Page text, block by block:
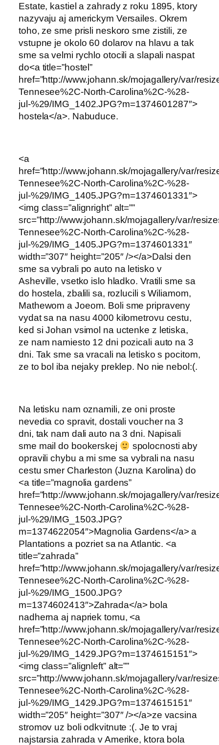
Estate, kastiel a zahrady z roku 1895, ktory
nazyvaju aj americkym Versailes. Okrem
toho, ze sme prisli neskoro sme zistili, ze
vstupne je okolo 60 dolarov na hlavu a tak
sme sa velmi rychlo otocili a slapali naspat
do<a title=”hostel”
href=”http://www.johann.sk/mojagallery/var/
Tennesee%2C-North-Carolina%2C-%28-
jul-%29/IMG_1402.JPG?m=1374601287″>
hostela</a>. Nabuduce.
<a
href=”http://www.johann.sk/mojagallery/var/
Tennesee%2C-North-Carolina%2C-%28-
jul-%29/IMG_1405.JPG?m=1374601331″>
<img class=”alignright” alt=””
src=”http://www.johann.sk/mojagallery/var/
Tennesee%2C-North-Carolina%2C-%28-
jul-%29/IMG_1405.JPG?m=1374601331″
width=”307″ height=”205″ /></a>Dalsi den
sme sa vybrali po auto na letisko v
Asheville, vsetko islo hladko. Vratili sme sa
do hostela, zbalili sa, rozlucili s Wiliamom,
Mathewom a Joeom. Boli sme pripraveny
vydat sa na nasu 4000 kilometrovu cestu,
ked si Johan vsimol na uctenke z letiska,
ze nam namiesto 12 dni pozicali auto na 3
dni. Tak sme sa vracali na letisko s pocitom,
ze to bol iba nejaky preklep. No nie nebol:(.
Na letisku nam oznamili, ze oni proste
nevedia co spravit, dostali voucher na 3
dni, tak nam dali auto na 3 dni. Napisali
sme mail do bookerskej
spolocnosti aby
opravili chybu a mi sme sa vybrali na nasu
cestu smer Charleston (Juzna Karolina) do
<a title=”magnolia gardens”
href=”http://www.johann.sk/mojagallery/var/
Tennesee%2C-North-Carolina%2C-%28-
jul-%29/IMG_1503.JPG?
m=1374622054″>Magnolia Gardens</a> a
Plantations a pozriet sa na Atlantic. <a
title=”zahrada”
href=”http://www.johann.sk/mojagallery/var/
Tennesee%2C-North-Carolina%2C-%28-
jul-%29/IMG_1500.JPG?
m=1374602413″>Zahrada</a> bola
nadherna aj napriek tomu, <a
href=”http://www.johann.sk/mojagallery/var/
Tennesee%2C-North-Carolina%2C-%28-
jul-%29/IMG_1429.JPG?m=1374615151″>
<img class=”alignleft” alt=””
src=”http://www.johann.sk/mojagallery/var/
Tennesee%2C-North-Carolina%2C-%28-
jul-%29/IMG_1429.JPG?m=1374615151″
width=”205″ height=”307″ /></a>ze vacsina
stromov uz boli odkvitnute :(. Je to vraj
najstarsia zahrada v Amerike, ktora bola